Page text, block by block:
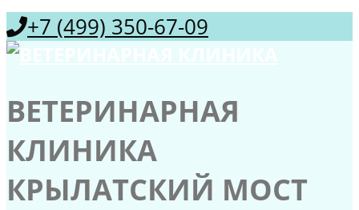
+7 (499) 350-67-09
ВЕТЕРИНАРНАЯ
КЛИНИКА
КРЫЛАТСКИЙ МОСТ